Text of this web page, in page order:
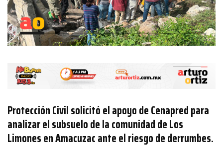
Protección Civil solicitó el apoyo de Cenapred para
analizar el subsuelo de la comunidad de Los
Limones en Amacuzac ante el riesgo de derrumbes.